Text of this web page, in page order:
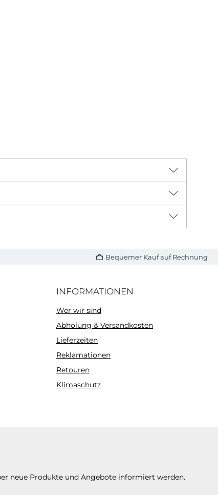
Bequemer Kauf auf Rechnung
INFORMATIONEN
Wer wir sind
Abholung & Versandkosten
Lieferzeiten
Reklamationen
Retouren
Klimaschutz
neue Produkte und Angebote informiert werden.